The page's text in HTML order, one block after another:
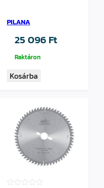
PILANA
25 096Ft
Raktáron
Kosárba